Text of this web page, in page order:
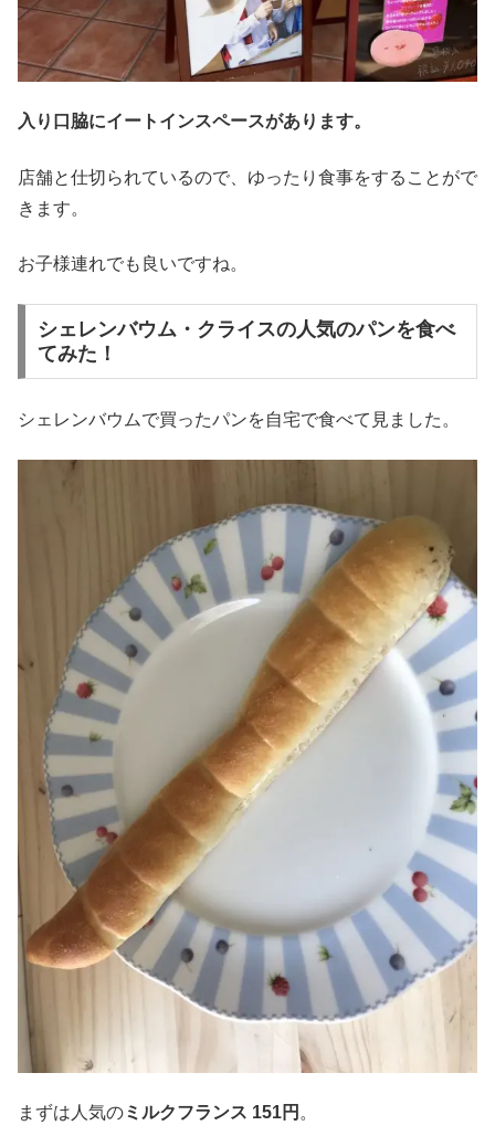
入り口脇にイートインスペースがあります。
店舗と仕切られているので、ゆったり食事をすることがで
きます。
お子様連れでも良いですね。
シェレンバウム・クライスの人気のパンを食べ
てみた！
シェレンバウムで買ったパンを自宅で食べて見ました。
まずは人気のミルクフランス 151円 。